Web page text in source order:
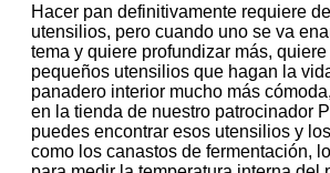
Hacer pan definitivamente requiere
utensilios, pero cuando uno se va
tema y quiere profundizar más,
pequeños utensilios que hagan la
panadero interior mucho más
en la tienda de nuestro patrocinador
puedes encontrar esos utensilios y
como los canastos de fermentación,